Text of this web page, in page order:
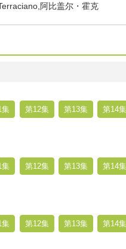
阿比盖尔・霍克
集 第12集 第13集 第14集
集 第12集 第13集 第14集
集 第12集 第13集 第14集